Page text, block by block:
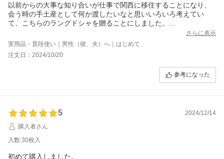
以前からの大事な知り合いが仕事で関西に移住することになり、
会う時の手土産として何か渡したいなと思いいろいろ考えてい
て、こちらのラングドシャを贈ることにしました。
初めは実店舗で買えるものをと思っていましたが、なかなか出か
けられる機会もなく、オンラインショップで購入できるのもとて
も有り難いです。
神戸にはいろんなお菓子がありますが、ある程度日持ちがする、
誰にでも喜んでもらえるお菓子を探していたので、本当に良かっ
リだと思います。
さらに表示
実用品・普段使い｜男性（彼、夫）へ｜はじめて
注文日：2024/10/20
参考になった
5
2024/12/14
購入者さん
入数:30枚入
初めて購入しました。